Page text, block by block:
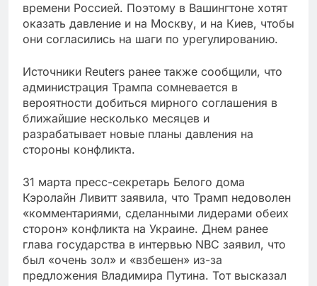
времени Россией. Поэтому в Вашингтоне хотят
оказать давление и на Москву, и на Киев, чтобы
они согласились на шаги по урегулированию.
Источники Reuters ранее также сообщили, что
администрация Трампа сомневается в
вероятности добиться мирного соглашения в
ближайшие несколько месяцев и
разрабатывает новые планы давления на
стороны конфликта.
31 марта пресс-секретарь Белого дома
Кэролайн Ливитт заявила, что Трамп недоволен
«комментариями, сделанными лидерами обеих
сторон» конфликта на Украине. Днем ранее
глава государства в интервью NBC заявил, что
был «очень зол» и «взбешен» из-за
предложения Владимира Путина. Тот высказал